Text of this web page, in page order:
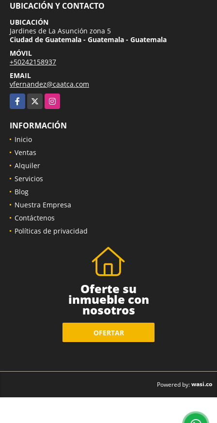
UBICACIÓN Y CONTACTO
UBICACIÓN
Jardines de La Asunción zona 5
Ciudad de Guatemala - Guatemala - Guatemala
MÓVIL
+50242158937
EMAIL
vfernandez@caatca.com
Facebook
Instagram
INFORMACIÓN
Inicio
Ventas
Alquiler
Servicios
Blog
Nuestra Empresa
Contáctenos
Políticas de privacidad
Oferte su
inmueble con
nosotros
OFERTAR
Powered by:wasi.co